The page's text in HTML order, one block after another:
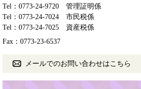
Tel：0773-24-9720
管理証明係
Tel：0773-24-7024
市民税係
Tel：0773-24-7025
資産税係
Fax：0773-23-6537
メールでのお問い合わせはこちら